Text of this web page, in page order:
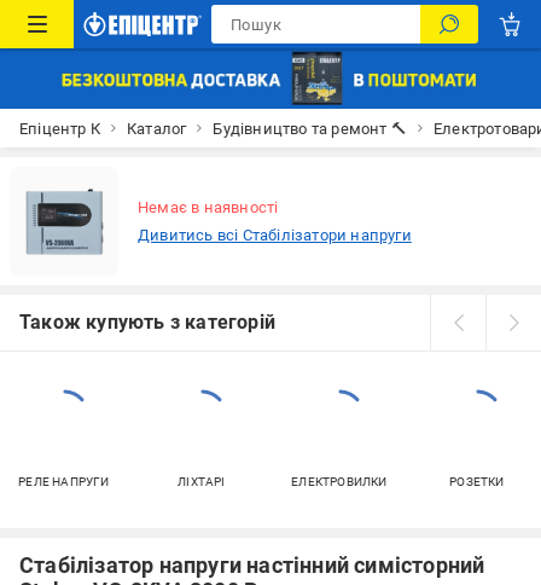
Епіцентр К Каталог Будівництво та ремонт 🔨
Немає в наявності
Дивитись всі Стабілізатори напруги
Також купують з категорій
РЕЛЕ НАПРУГИ ЛІХТАРІ ЕЛЕКТРОВИЛКИ РОЗЕТКИ
Стабілізатор напруги настінний симісторний